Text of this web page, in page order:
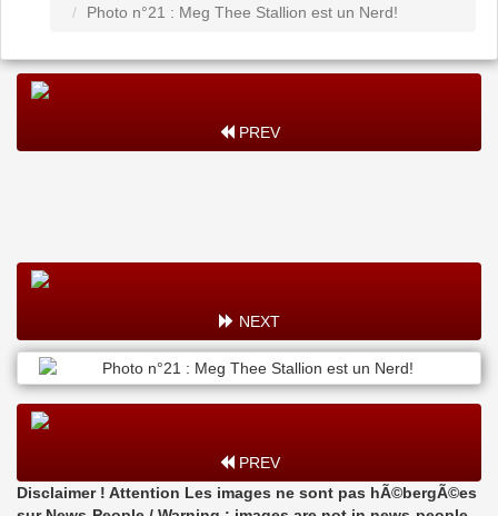
Photo n°21 : Meg Thee Stallion est un Nerd!
PREV
NEXT
PREV
Disclaimer ! Attention Les images ne sont pas hÃ©bergÃ©es